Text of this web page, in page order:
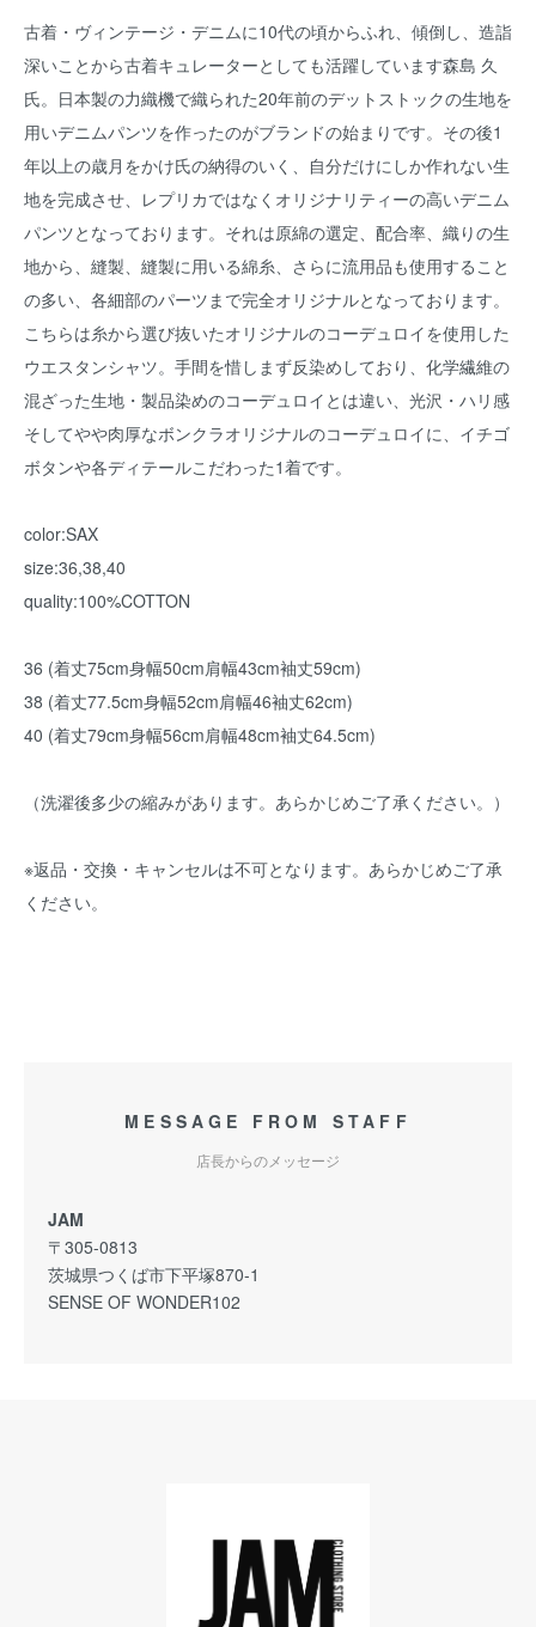
古着・ヴィンテージ・デニムに10代の頃からふれ、傾倒し、造詣
深いことから古着キュレーターとしても活躍しています森島 久
氏。日本製の力織機で織られた20年前のデットストックの生地を
用いデニムパンツを作ったのがブランドの始まりです。その後1
年以上の歳月をかけ氏の納得のいく、自分だけにしか作れない生
地を完成させ、レプリカではなくオリジナリティーの高いデニム
パンツとなっております。それは原綿の選定、配合率、織りの生
地から、縫製、縫製に用いる綿糸、さらに流用品も使用すること
の多い、各細部のパーツまで完全オリジナルとなっております。
こちらは糸から選び抜いたオリジナルのコーデュロイを使用した
ウエスタンシャツ。手間を惜しまず反染めしており、化学繊維の
混ざった生地・製品染めのコーデュロイとは違い、光沢・ハリ感
そしてやや肉厚なボンクラオリジナルのコーデュロイに、イチゴ
ボタンや各ディテールこだわった1着です。
color:SAX
size:36,38,40
quality:100%COTTON
36 (着丈75cm身幅50cm肩幅43cm袖丈59cm)
38 (着丈77.5cm身幅52cm肩幅46袖丈62cm)
40 (着丈79cm身幅56cm肩幅48cm袖丈64.5cm)
（洗濯後多少の縮みがあります。あらかじめご了承ください。）
※返品・交換・キャンセルは不可となります。あらかじめご了承
ください。
MESSAGE FROM STAFF
店長からのメッセージ
JAM
〒305-0813
茨城県つくば市下平塚870-1
SENSE OF WONDER102